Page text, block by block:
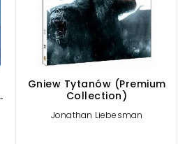
Gniew Tytanów (Premium
Collection)
Jonathan Liebesman